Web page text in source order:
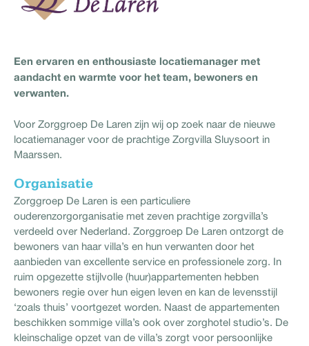
Een ervaren en enthousiaste locatiemanager met
aandacht en warmte voor het team, bewoners en
verwanten.
Voor Zorggroep De Laren zijn wij op zoek naar de nieuwe
locatiemanager voor de prachtige Zorgvilla Sluysoort in
Maarssen.
Organisatie
Zorggroep De Laren is een particuliere
ouderenzorgorganisatie met zeven prachtige zorgvilla’s
verdeeld over Nederland. Zorggroep De Laren ontzorgt de
bewoners van haar villa’s en hun verwanten door het
aanbieden van excellente service en professionele zorg. In
ruim opgezette stijlvolle (huur)appartementen hebben
bewoners regie over hun eigen leven en kan de levensstijl
‘zoals thuis’ voortgezet worden. Naast de appartementen
beschikken sommige villa’s ook over zorghotel studio’s. De
kleinschalige opzet van de villa’s zorgt voor persoonlijke